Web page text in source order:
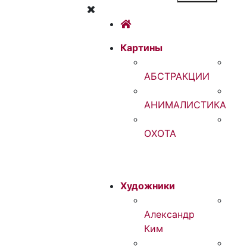
Картины
АБСТРАКЦИИ
АНИМАЛИСТИКА
ОХОТА
Художники
Александр
Ким